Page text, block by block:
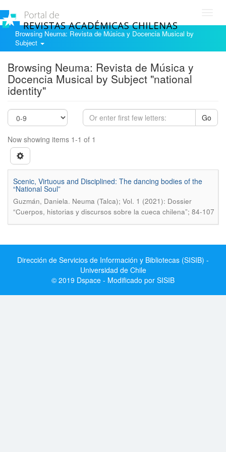
Browsing Neuma: Revista de Música y Docencia Musical by
Subject
Browsing Neuma: Revista de Música y
Docencia Musical by Subject "national
identity"
Go
Now showing items 1-1 of 1
Scenic, Virtuous and Disciplined: The dancing bodies of the
“National Soul”
Guzmán, Daniela. Neuma (Talca); Vol. 1 (2021): Dossier
“Cuerpos, historias y discursos sobre la cueca chilena”; 84-107
Dirección de Servicios de Información y Bibliotecas (SISIB) -
Universidad de Chile
© 2019 Dspace - Modificado por SISIB